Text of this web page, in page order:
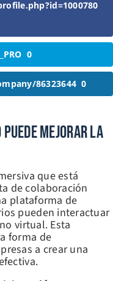
0
86323644 0
Puede Mejorar La
que está
de colaboración
plataforma de
pueden interactuar
virtual. Esta
forma de
a crear una